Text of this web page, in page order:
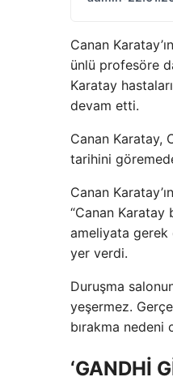
Canan
ünlü profesöre
Karatay
devam etti.
Canan Karatay,
tarihini
Canan
“Canan
ameliyata gerek
yer verdi.
Duruşma
yeşermez.
bırakma nedeni
‘GANDHİ